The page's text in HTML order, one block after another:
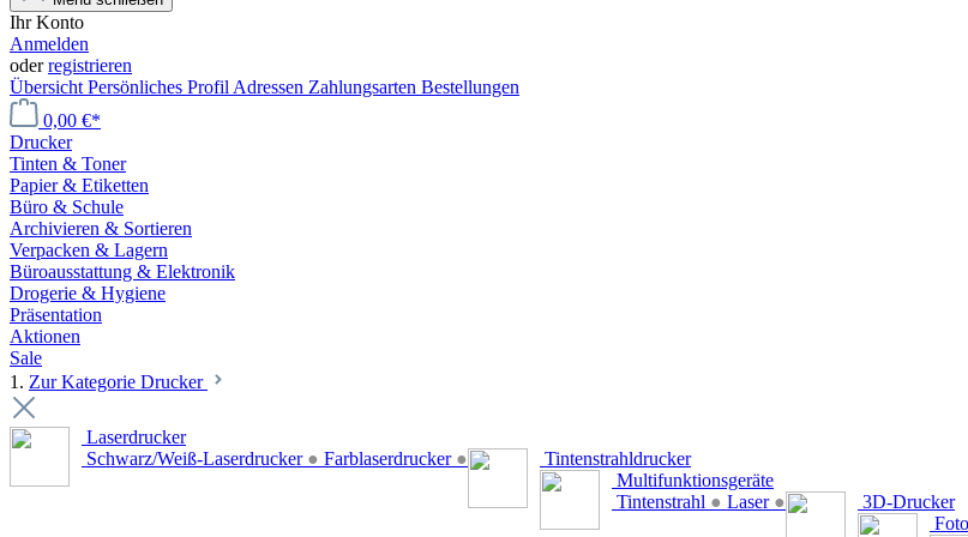
Ihr Konto
Anmelden
oderregistrieren
Übersicht Persönliches Profil Adressen Zahlungsarten Bestellungen
0,00 €*
Drucker
Tinten & Toner
Papier & Etiketten
Büro & Schule
Archivieren & Sortieren
Verpacken & Lagern
Büroausstattung & Elektronik
Drogerie & Hygiene
Präsentation
Aktionen
Sale
1. Zur Kategorie Drucker
Laserdrucker
Schwarz/Weiß-Laserdrucker ● Farblaserdrucker ●
Tintenstrahldrucker
Multifunktionsgeräte
Tintenstrahl ● Laser ●
3D-Drucker